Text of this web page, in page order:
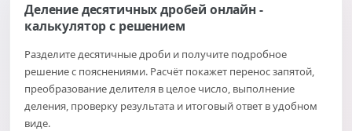
Деление десятичных дробей онлайн -
калькулятор с решением
Разделите десятичные дроби и получите подробное
решение с пояснениями. Расчёт покажет перенос запятой,
преобразование делителя в целое число, выполнение
деления, проверку результата и итоговый ответ в удобном
виде.